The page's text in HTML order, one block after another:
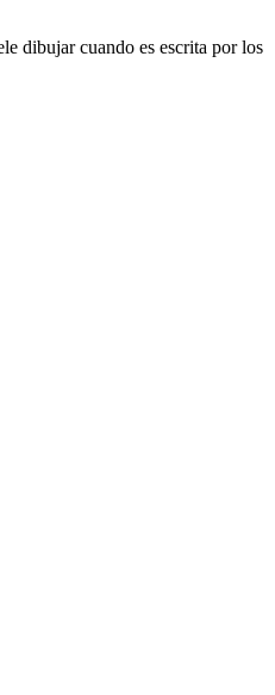
dibujar cuando es escrita por los